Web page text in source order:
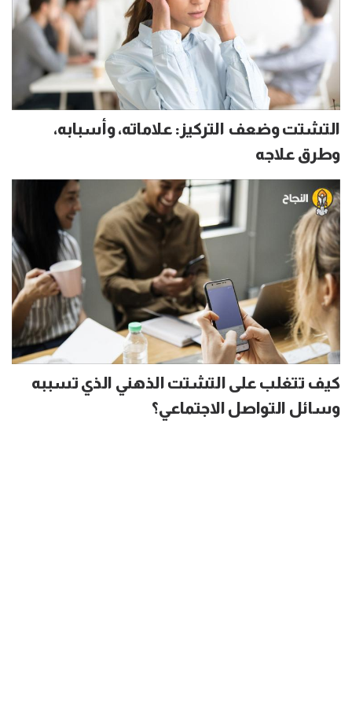
التشتت وضعف التركيز: علاماته، وأسبابه،
وطرق علاجه
كيف تتغلب على التشتت الذهني الذي تسببه
وسائل التواصل الاجتماعي؟